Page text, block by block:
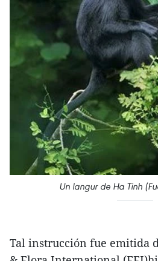
Un langur de Ha Tinh
Tal instrucción fue emitida